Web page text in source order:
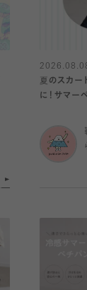
夏のスカー
に！サマー